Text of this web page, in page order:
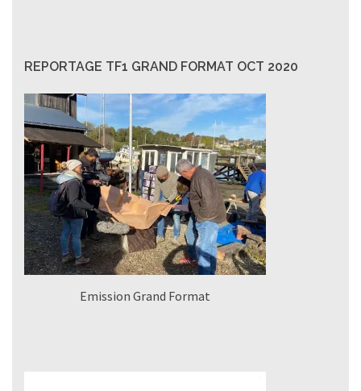
REPORTAGE TF1 GRAND FORMAT OCT 2020
Emission Grand Format